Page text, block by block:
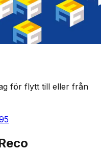
för flytt till eller från